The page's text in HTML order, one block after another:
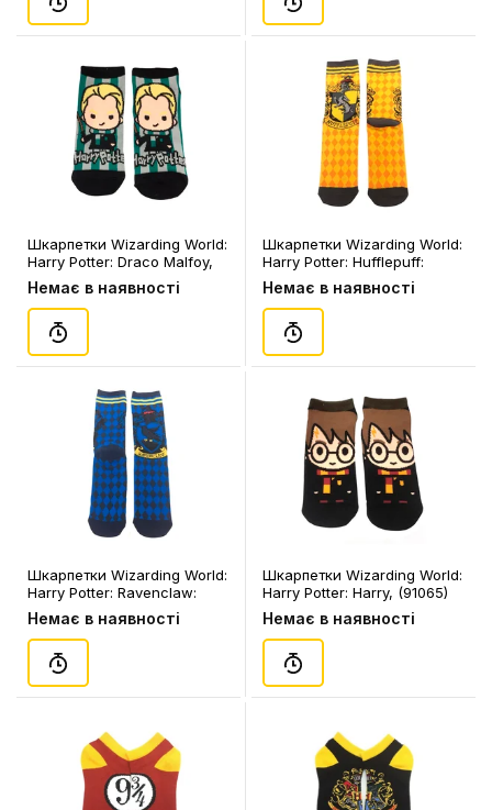
Шкарпетки Wizarding World:
Harry Potter: Draco Malfoy,
(91064)
Немає в наявності
Шкарпетки Wizarding World:
Harry Potter: Hufflepuff:
Logo, (91081)
Немає в наявності
Шкарпетки Wizarding World:
Harry Potter: Ravenclaw:
Logo, (91080)
Немає в наявності
Шкарпетки Wizarding World:
Harry Potter: Harry, (91065)
Немає в наявності